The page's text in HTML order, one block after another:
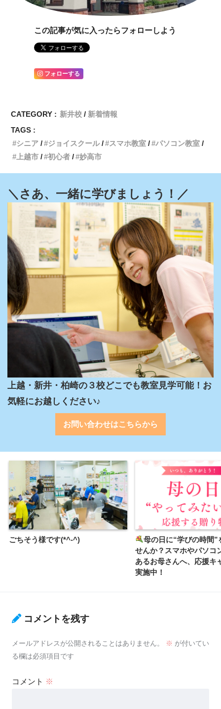
この記事が気に入ったらフォローしよう
フォローする
CATEGORY : 新井校
新着情報
TAGS :
シニア
ジョイスクール スマホ教室
パソコン教室
上越市
初心者 妙高市
＼さあ、一緒に学びましょう！／
上越・新井・柏崎の３校どこでも教室見学可能！お
気軽にお越しください♪
お問い合わせはこちらから
ごちそう様です(*^-^)
母の日に“学びの時間”
せんか？スマホやパソコ
あるお母さんへ、応援キ
実施中！
コメントを残す
メールアドレスが公開されることはありません。 ※ が付いてい
る欄は必須項目です
コメント ※